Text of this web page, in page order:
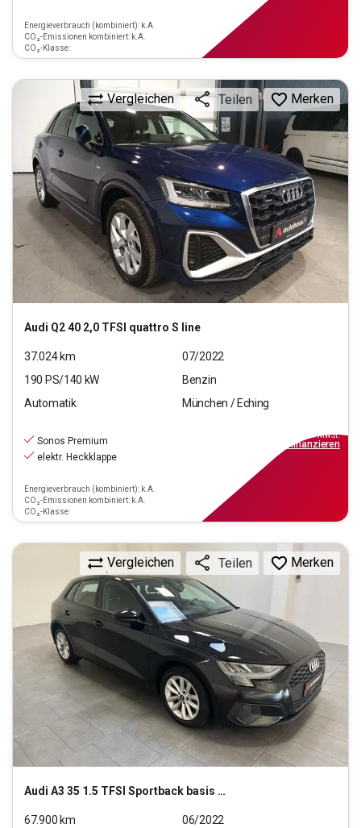
Energieverbrauch (kombiniert): k.A.
CO₂-Emissionen kombiniert: k.A.
CO₂-Klasse:
Audi Q2 40 2,0 TFSI quattro S line
Vergleichen Teilen Merken
37.024km
07/2022
190 PS/140 kW
Benzin
Automatik
München / Eching
Sonos Premium
elektr. Heckklappe
Energieverbrauch (kombiniert): k.A.
CO₂-Emissionen kombiniert: k.A.
CO₂-Klasse:
inkl.MwSt.
finanzieren
Audi A3 35 1.5 TFSI Sportback basis MHEV (EURO 6d)
Vergleichen Teilen Merken
67.900 km
06/2022